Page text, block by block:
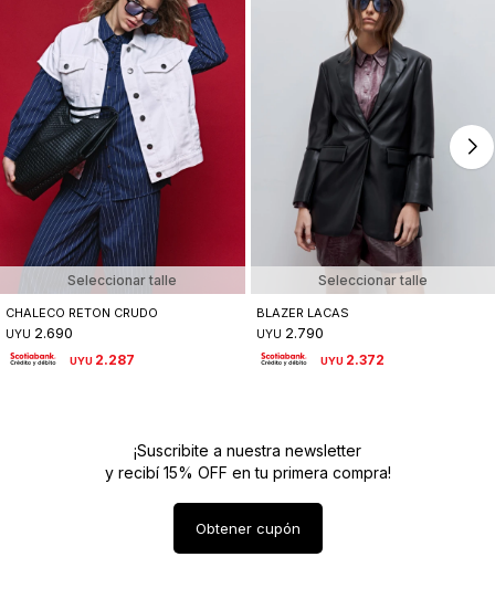
Seleccionar talle
CHALECO RETON CRUDO
UYU 2.690
UYU 2.287
Seleccionar talle
BLAZER LACAS
UYU 2.790
UYU 2.372
¡Suscribite a nuestra newsletter
y recibí 15% OFF en tu primera compra!
Obtener cupón